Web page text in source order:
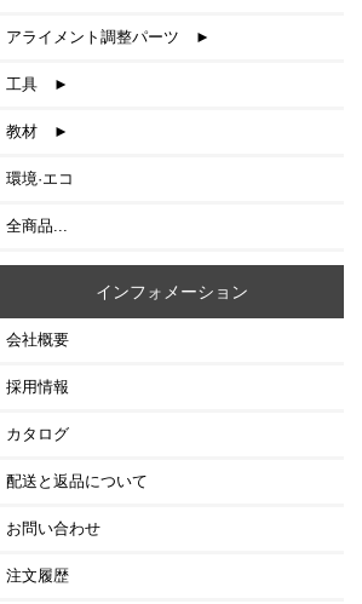
アライメント調整パーツ ►
工具 ►
教材 ►
環境·エコ
全商品...
インフォメーション
会社概要
採用情報
カタログ
配送と返品について
お問い合わせ
注文履歴